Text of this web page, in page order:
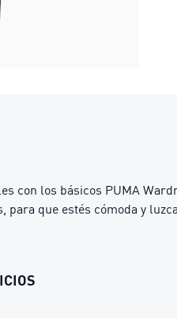
con los básicos PUMA
que estés cómoda y